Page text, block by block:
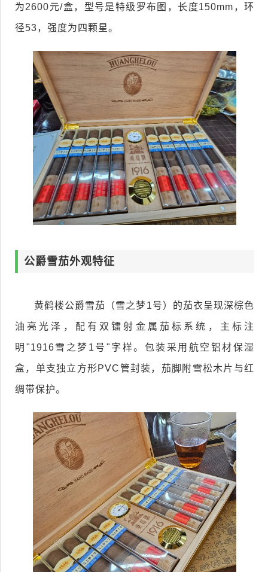
为2600元/盒，型号是特级罗布图，长度150mm，环
径53，强度为四颗星。
公爵雪茄外观特征
黄鹤楼公爵雪茄（雪之梦1号）的茄衣呈现深棕色
油亮光泽，配有双镭射金属茄标系统，主标注
明"1916雪之梦1号"字样。包装采用航空铝材保湿
盒，单支独立方形PVC管封装，茄脚附雪松木片与红
绸带保护。